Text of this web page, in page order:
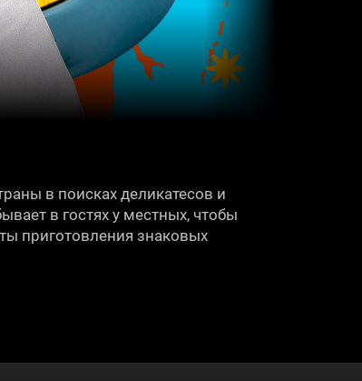
в поисках деликатесов и
в гостях у местных, чтобы
приготовления знаковых